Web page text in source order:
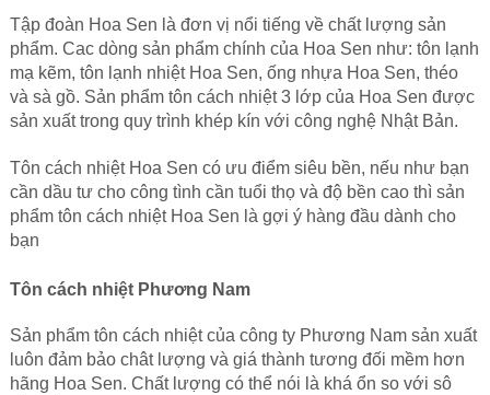
Tập đoàn Hoa Sen là đơn vị nổi tiếng về chất lượng sản
phẩm. Cac dòng sản phẩm chính của Hoa Sen như: tôn lạnh
mạ kẽm, tôn lạnh nhiệt Hoa Sen, ống nhựa Hoa Sen, théo
và sà gồ. Sản phẩm tôn cách nhiệt 3 lớp của Hoa Sen được
sản xuất trong quy trình khép kín với công nghệ Nhật Bản.
Tôn cách nhiệt Hoa Sen có ưu điểm siêu bền, nếu như bạn
cần dầu tư cho công tình cần tuổi thọ và độ bền cao thì sản
phẩm tôn cách nhiệt Hoa Sen là gợi ý hàng đầu dành cho
bạn
Tôn cách nhiệt Phương Nam
Sản phẩmtôn cách nhiệtcủa công ty Phương Nam sản xuất
luôn đảm bảo chât lượng và giá thành tương đối mềm hơn
hãng Hoa Sen. Chất lượng có thể nói là khá ổn so với sô